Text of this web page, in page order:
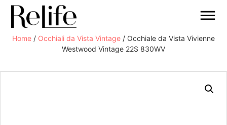
Home / Occhiali da Vista Vintage / Occhiale da Vista Vivienne
Westwood Vintage 22S 830WV